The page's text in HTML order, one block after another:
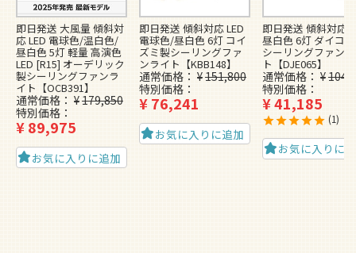
即日発送 大風量 傾斜対
応 LED 電球色/温白色/
昼白色 5灯 軽量 高演色
LED [R15] オーデリック
製シーリングファンラ
イト【OCB391】
通常価格 ¥179,850
特別価格
¥89,975
お気に入りに追加
即日発送 傾斜対応 LED
電球色/昼白色 6灯 コイ
ズミ製シーリングファ
ンライト【KBB148】
通常価格 ¥151,800
特別価格
¥76,241
お気に入りに追加
即日発送 傾斜対応
昼白色 6灯 ダイコ
シーリングファン
ト【DJE065】
通常価格 ¥
特別価格
¥41,185
1
お気に入りに